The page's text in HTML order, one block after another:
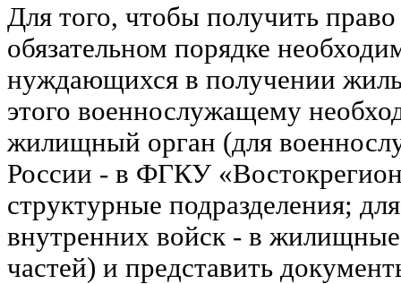
Для того, чтобы получить
обязательном порядке
нуждающихся в получении
этого военнослужащему
жилищный орган (для
России - в ФГКУ
структурные подразделения;
внутренних войск - в
частей) и представить